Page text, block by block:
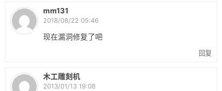
mm131
2018/08/22 05:46
现在漏洞修复了吧
回复
木工雕刻机
2013/01/13 19:08